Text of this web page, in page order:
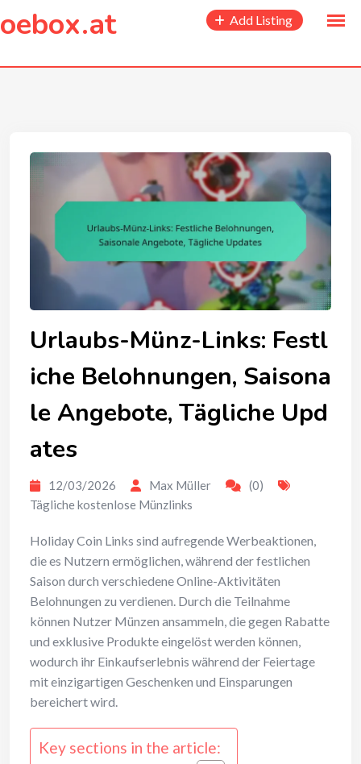
content
oebox.at Add Listing
Urlaubs-Münz-Links: Festl
iche Belohnungen, Saisona
le Angebote, Tägliche Upd
ates
12/03/2026 Max Müller
(0)
Tägliche kostenlose Münzlinks
Holiday Coin Links sind aufregende Werbeaktionen,
die es Nutzern ermöglichen, während der festlichen
Saison durch verschiedene Online-Aktivitäten
Belohnungen zu verdienen. Durch die Teilnahme
können Nutzer Münzen ansammeln, die gegen Rabatte
und exklusive Produkte eingelöst werden können,
wodurch ihr Einkaufserlebnis während der Feiertage
mit einzigartigen Geschenken und Einsparungen
bereichert wird.
Key sections in the article: